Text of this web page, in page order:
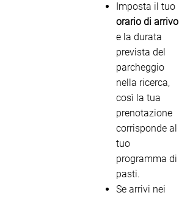
Imposta il tuo
orario di arrivo
e la durata
prevista del
parcheggio
nella ricerca,
così la tua
prenotazione
corrisponde al
tuo
programma di
pasti.
Se arrivi nei